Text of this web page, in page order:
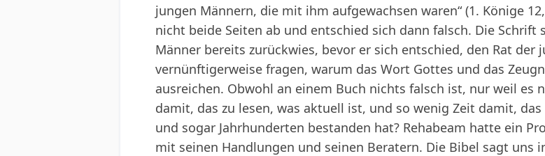
jungen Männern, die mit ihm aufgewachsen waren“ (1. Könige
nicht beide Seiten ab und entschied sich dann falsch. Die Schrift
Männer bereits zurückwies, bevor er sich entschied, den Rat
vernünftigerweise fragen, warum das Wort Gottes und das
ausreichen. Obwohl an einem Buch nichts falsch ist, nur weil es
damit, das zu lesen, was aktuell ist, und so wenig Zeit damit, das
und sogar Jahrhunderten bestanden hat? Rehabeam hatte ein
mit seinen Handlungen und seinen Beratern. Die Bibel sagt uns